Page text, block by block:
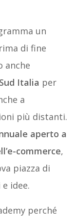
un
di fine
anche
Italia per
a
più distanti.
aperto a
commerce,
piazza di
idee.
perché